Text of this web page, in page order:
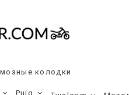
колодки
Puig